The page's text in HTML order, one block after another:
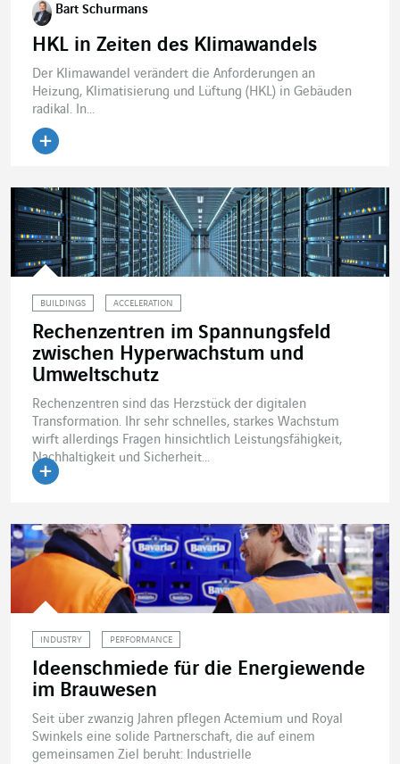
Bart Schurmans
HKL in Zeiten des Klimawandels
Der Klimawandel verändert die Anforderungen an
Heizung, Klimatisierung und Lüftung (HKL) in Gebäuden
radikal. In...
BUILDINGS ACCELERATION
Rechenzentren im Spannungsfeld
zwischen Hyperwachstum und
Umweltschutz
Rechenzentren sind das Herzstück der digitalen
Transformation. Ihr sehr schnelles, starkes Wachstum
wirft allerdings Fragen hinsichtlich Leistungsfähigkeit,
Nachhaltigkeit und Sicherheit...
INDUSTRY PERFORMANCE
Ideenschmiede für die Energiewende
im Brauwesen
Seit über zwanzig Jahren pflegen Actemium und Royal
Swinkels eine solide Partnerschaft, die auf einem
gemeinsamen Ziel beruht: Industrielle